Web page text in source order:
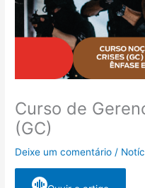
Curso de
(GC)
Deixe um comentário /